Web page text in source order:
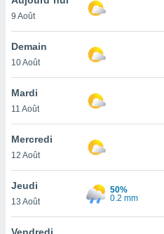
et
»,
au
vous
qu'ils
ou
le
ainsi
9 Août
Demain
10 Août
Mardi
11 Août
Mercredi
12 Août
Jeudi
13 Août
50%
0.2 mm
Vendredi